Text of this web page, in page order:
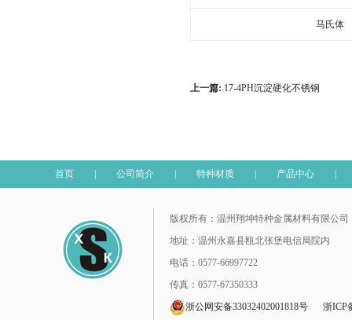
马氏体
上一篇: 17-4PH沉淀硬化不锈钢
首页 公司简介 特种材质 产品中心
版权所有：温州翔坤特种金属材料有限公司
地址：温州永嘉县瓯北张堡电信局院内
电话：0577-66997722
传真：0577-67350333
浙公网安备33032402001818号
浙ICP